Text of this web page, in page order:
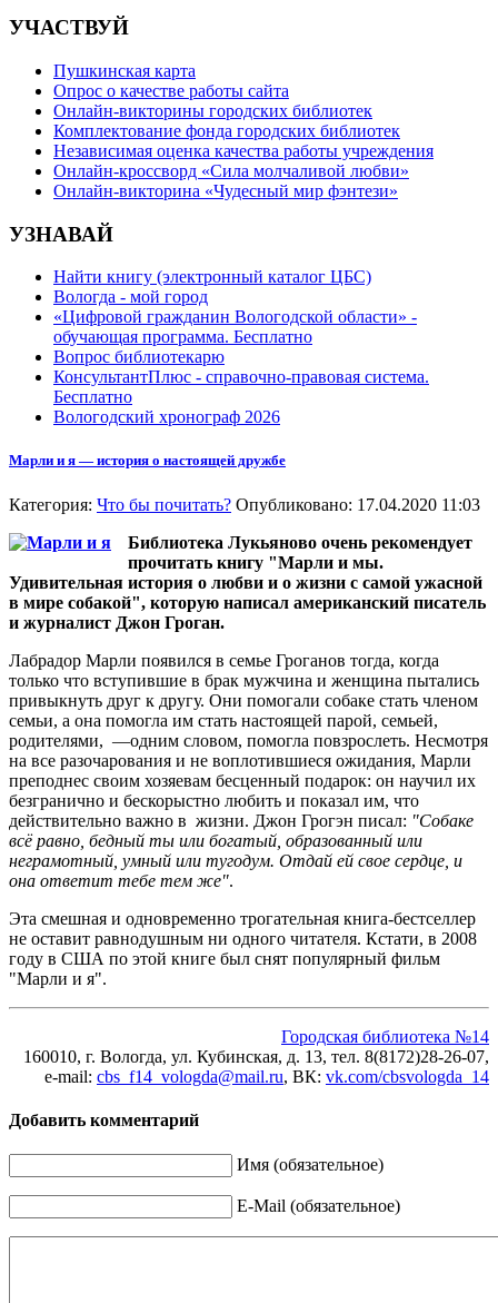
УЧАСТВУЙ
Пушкинская карта
Опрос о качестве работы сайта
Онлайн-викторины городских библиотек
Комплектование фонда городских библиотек
Независимая оценка качества работы учреждения
Онлайн-кроссворд «Сила молчаливой любви»
Онлайн-викторина «Чудесный мир фэнтези»
УЗНАВАЙ
Найти книгу (электронный каталог ЦБС)
Вологда - мой город
«Цифровой гражданин Вологодской области» -
обучающая программа. Бесплатно
Вопрос библиотекарю
КонсультантПлюс - справочно-правовая система.
Бесплатно
Вологодский хронограф 2026
Марли и я — история о настоящей дружбе
Категория: Что бы почитать? Опубликовано: 17.04.2020 11:03
Библиотека Лукьяново очень рекомендует
прочитать книгу "Марли и мы.
Удивительная история о любви и о жизни с самой ужасной
в мире собакой", которую написал американский писатель
и журналист Джон Гроган.
Лабрадор Марли появился в семье Гроганов тогда, когда
только что вступившие в брак мужчина и женщина пытались
привыкнуть друг к другу. Они помогали собаке стать членом
семьи, а она помогла им стать настоящей парой, семьей,
родителями, —одним словом, помогла повзрослеть. Несмотря
на все разочарования и не воплотившиеся ожидания, Марли
преподнес своим хозяевам бесценный подарок: он научил их
безгранично и бескорыстно любить и показал им, что
действительно важно в жизни. Джон Грогэн писал: "Собаке
всё равно, бедный ты или богатый, образованный или
неграмотный, умный или тугодум. Отдай ей свое сердце, и
она ответит тебе тем же".
Эта смешная и одновременно трогательная книга-бестселлер
не оставит равнодушным ни одного читателя. Кстати, в 2008
году в США по этой книге был снят популярный фильм
"Марли и я".
Городская библиотека №14
160010, г. Вологда, ул. Кубинская, д. 13, тел. 8(8172)28-26-07,
e-mail: cbs_f14_vologda@mail.ru, ВК: vk.com/cbsvologda_14
Добавить комментарий
Имя (обязательное)
E-Mail (обязательное)